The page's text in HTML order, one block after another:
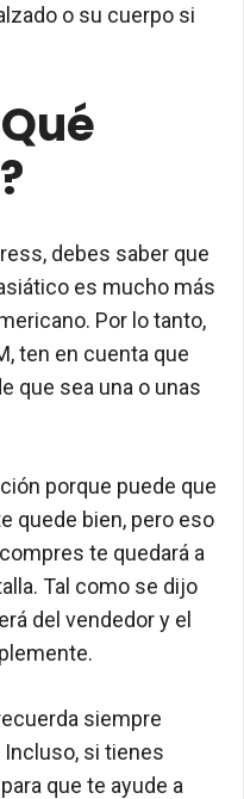
o su cuerpo si
debes saber que
es mucho más
Por lo tanto,
ten en cuenta que
que sea una o unas
porque puede que
quede bien, pero eso
te quedará a
Tal como se dijo
del vendedor y el
siempre
si tienes
que te ayude a